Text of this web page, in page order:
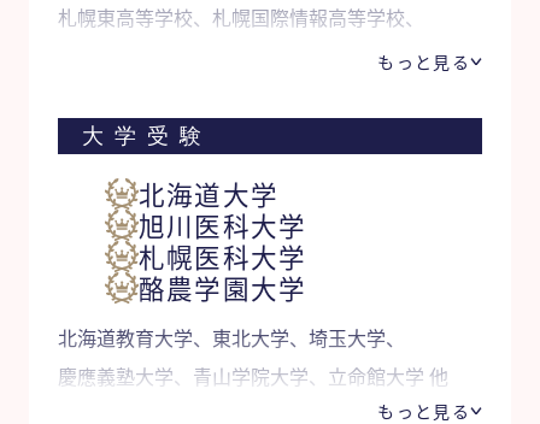
札幌東高等学校、札幌国際情報高等学校、
もっと見る
大学受験
北海道大学
旭川医科大学
札幌医科大学
酪農学園大学
北海道教育大学、東北大学、埼玉大学、
慶應義塾大学、青山学院大学、立命館大学 他
もっと見る